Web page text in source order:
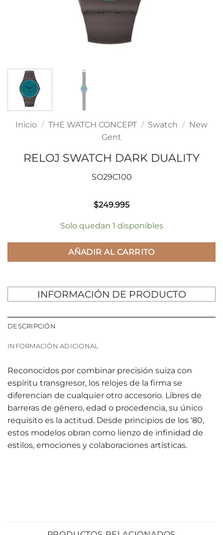
Inicio / THE WATCH CONCEPT / Swatch / New
Gent
RELOJ SWATCH DARK DUALITY
SO29C100
$249.995
Solo quedan 1 disponibles
AÑADIR AL CARRITO
INFORMACIÓN DE PRODUCTO
DESCRIPCIÓN
INFORMACIÓN ADICIONAL
Reconocidos por combinar precisión suiza con
espíritu transgresor, los relojes de la firma se
diferencian de cualquier otro accesorio. Libres de
barreras de género, edad o procedencia, su único
requisito es la actitud. Desde principios de los ‘80,
estos modelos obran como lienzo de infinidad de
estilos, emociones y colaboraciones artísticas.